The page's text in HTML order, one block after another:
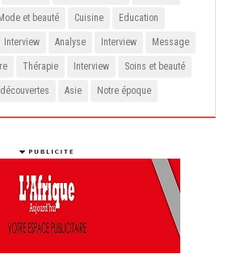
Mode et beauté Cuisine Education
Interview Analyse Interview Message
Thérapie Interview Soins et beauté
Asie Notre époque